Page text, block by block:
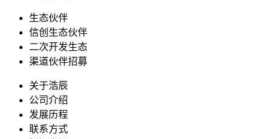
生态伙伴
信创生态伙伴
二次开发生态
渠道伙伴招募
关于浩辰
公司介绍
发展历程
联系方式